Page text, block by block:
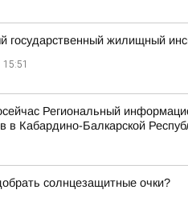
государственный жилищный
15:51
Региональный
в Кабардино-Балкарской
солнцезащитные очки?